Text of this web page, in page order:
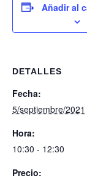
Añadir al
DETALLES
Fecha:
5/septiembre/2021
Hora:
10:30 - 12:30
Precio: